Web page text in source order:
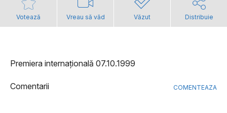
Votează Vreau să văd Văzut Distribuie
Premiera internațională 07.10.1999
Comentarii COMENTEAZA